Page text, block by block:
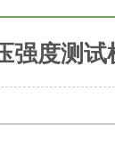
强度测试